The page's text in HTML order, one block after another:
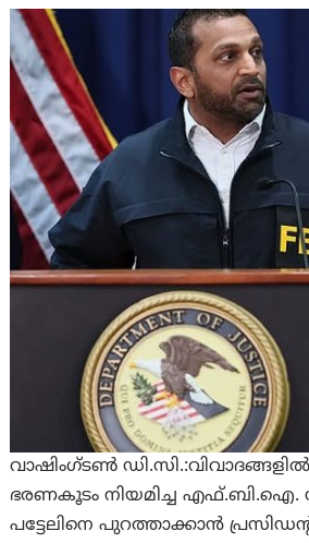
വാഷിംഗ്ടൺ
ഭരണകൂടം നിയമിച്ച
പട്ടേലിനെ പുറത്താക്കാൻ